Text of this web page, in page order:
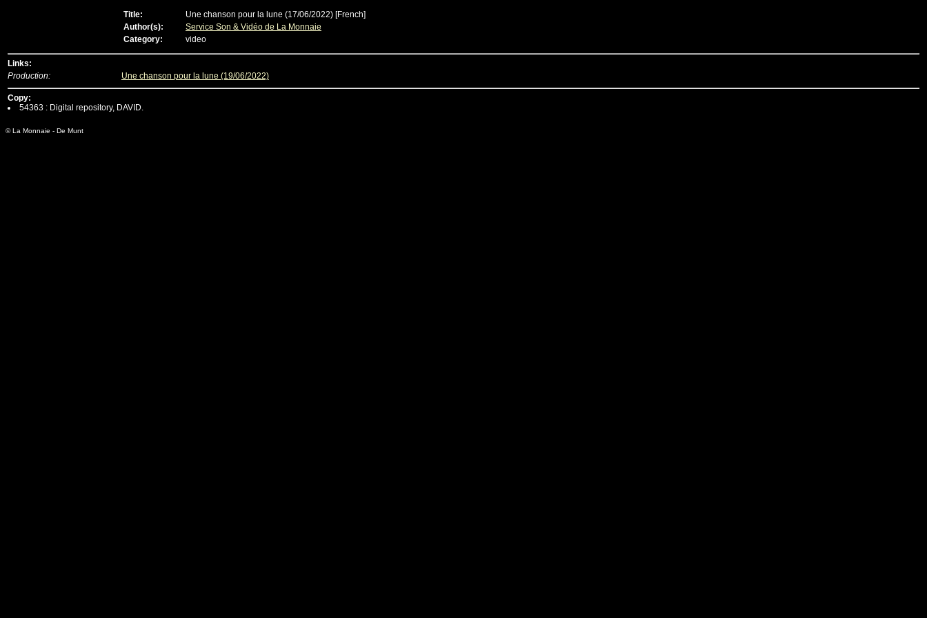
Title: Une chanson pour la lune (17/06/2022) [French]
Author(s):
Service Son & Vidéo de La Monnaie
Category:
video
Links:
Production:
Une chanson pour la lune (19/06/2022)
Copy:
54363 : Digital repository, DAVID.
© La Monnaie - De Munt